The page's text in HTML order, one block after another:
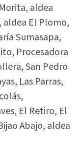
aldea
aldea El Plomo,
Sumasapa,
Procesadora
San Pedro
Las Parras,
El Retiro, El
Abajo, aldea